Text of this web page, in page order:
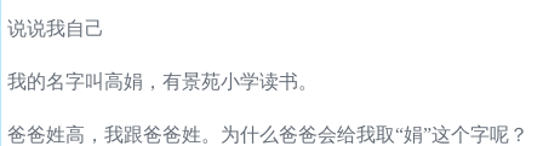
说说我自己
我的名字叫高娟，有景苑小学读书。
爸爸姓高，我跟爸爸姓。为什么爸爸会给我取“娟”这个字呢？